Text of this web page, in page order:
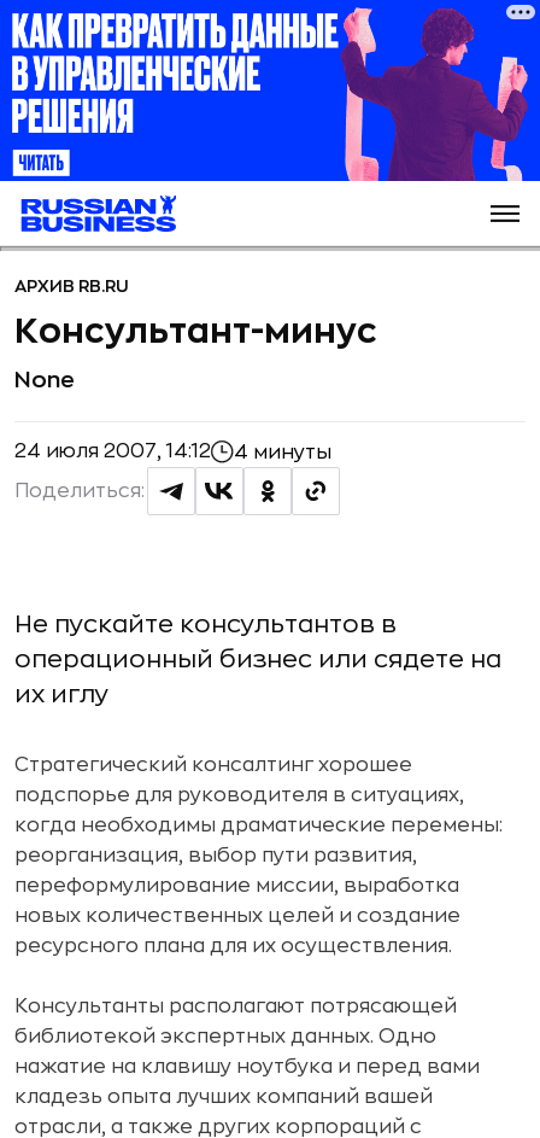
АРХИВ RB.RU
Консультант-минус
None
24 июля 2007, 14:12 4 минуты
Поделиться:
Не пускайте консультантов в
операционный бизнес или сядете на
их иглу
Стратегический консалтинг хорошее
подспорье для руководителя в ситуациях,
когда необходимы драматические перемены:
реорганизация, выбор пути развития,
переформулирование миссии, выработка
новых количественных целей и создание
ресурсного плана для их осуществления.
Консультанты располагают потрясающей
библиотекой экспертных данных. Одно
нажатие на клавишу ноутбука и перед вами
кладезь опыта лучших компаний вашей
отрасли, а также других корпораций с